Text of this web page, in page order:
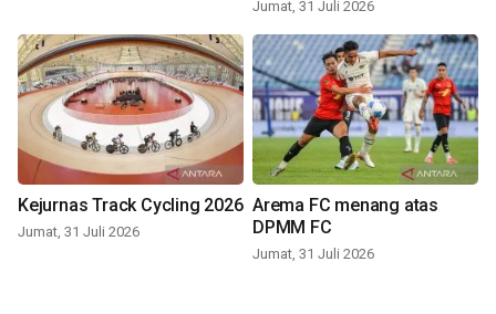
Jumat, 31 Juli 2026
Kejurnas Track Cycling 2026
Jumat, 31 Juli 2026
Arema FC menang atas
DPMM FC
Jumat, 31 Juli 2026